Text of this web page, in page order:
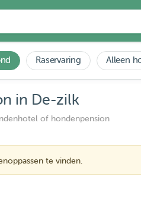
Raservaring Alleen
in De-zilk
of hondenpension
te vinden.